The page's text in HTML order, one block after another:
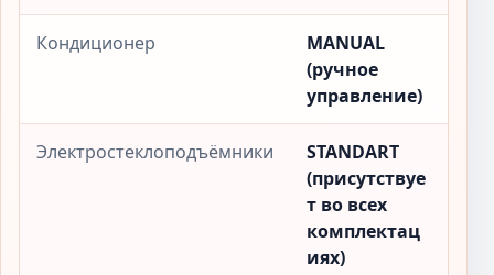
Кондиционер
MANUAL
(ручное
управление)
Электростеклоподъёмники
STANDART
(присутствуе
т во всех
комплектац
иях)